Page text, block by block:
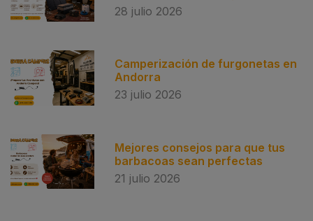
28 julio 2026
Camperización de furgonetas en
Andorra
23 julio 2026
Mejores consejos para que tus
barbacoas sean perfectas
21 julio 2026